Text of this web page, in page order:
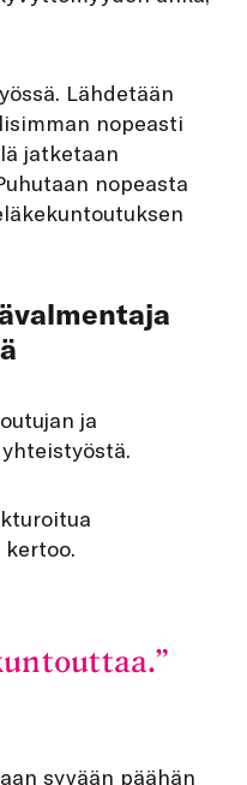
Lähdetään
nopeasti
jatketaan
nopeasta
ja
kertoo.
syvään päähän